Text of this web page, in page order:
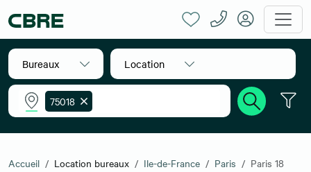
Bureaux Location
75018
Accueil Location bureaux Ile-de-France Paris Paris 18